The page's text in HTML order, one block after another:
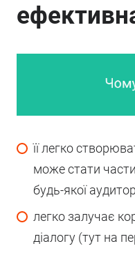
її легко
може стати
будь-якої
легко залучає
діалогу (тут на